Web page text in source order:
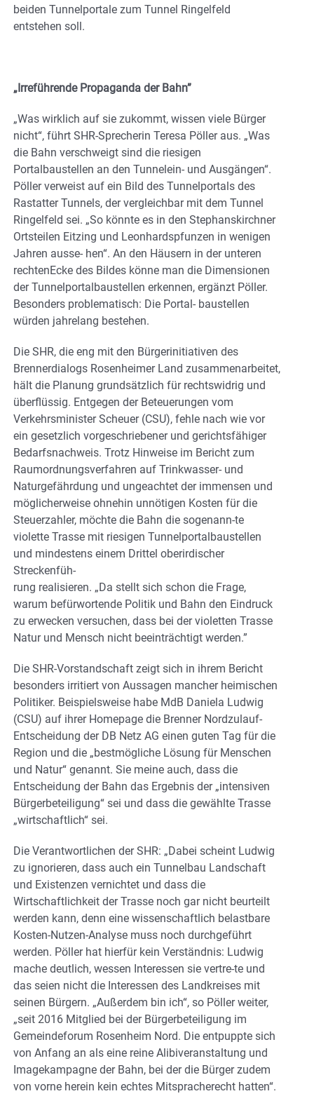
beiden Tunnelportale zum Tunnel Ringelfeld
entstehen soll.
„Irreführende Propaganda der Bahn”
„Was wirklich auf sie zukommt, wissen viele Bürger
nicht“, führt SHR-Sprecherin Teresa Pöller aus. „Was
die Bahn verschweigt sind die riesigen
Portalbaustellen an den Tunnelein- und Ausgängen“.
Pöller verweist auf ein Bild des Tunnelportals des
Rastatter Tunnels, der vergleichbar mit dem Tunnel
Ringelfeld sei. „So könnte es in den Stephanskirchner
Ortsteilen Eitzing und Leonhardspfunzen in wenigen
Jahren ausse- hen“. An den Häusern in der unteren
rechtenEcke des Bildes könne man die Dimensionen
der Tunnelportalbaustellen erkennen, ergänzt Pöller.
Besonders problematisch: Die Portal- baustellen
würden jahrelang bestehen.
Die SHR, die eng mit den Bürgerinitiativen des
Brennerdialogs Rosenheimer Land zusammenarbeitet,
hält die Planung grundsätzlich für rechtswidrig und
überflüssig. Entgegen der Beteuerungen vom
Verkehrsminister Scheuer (CSU), fehle nach wie vor
ein gesetzlich vorgeschriebener und gerichtsfähiger
Bedarfsnachweis. Trotz Hinweise im Bericht zum
Raumordnungsverfahren auf Trinkwasser- und
Naturgefährdung und ungeachtet der immensen und
möglicherweise ohnehin unnötigen Kosten für die
Steuerzahler, möchte die Bahn die sogenann-te
violette Trasse mit riesigen Tunnelportalbaustellen
und mindestens einem Drittel oberirdischer
Streckenfüh-
rung realisieren. „Da stellt sich schon die Frage,
warum befürwortende Politik und Bahn den Eindruck
zu erwecken versuchen, dass bei der violetten Trasse
Natur und Mensch nicht beeinträchtigt werden.”
Die SHR-Vorstandschaft zeigt sich in ihrem Bericht
besonders irritiert von Aussagen mancher heimischen
Politiker. Beispielsweise habe MdB Daniela Ludwig
(CSU) auf ihrer Homepage die Brenner Nordzulauf-
Entscheidung der DB Netz AG einen guten Tag für die
Region und die „bestmögliche Lösung für Menschen
und Natur“ genannt. Sie meine auch, dass die
Entscheidung der Bahn das Ergebnis der „intensiven
Bürgerbeteiligung“ sei und dass die gewählte Trasse
„wirtschaftlich“ sei.
Die Verantwortlichen der SHR: „Dabei scheint Ludwig
zu ignorieren, dass auch ein Tunnelbau Landschaft
und Existenzen vernichtet und dass die
Wirtschaftlichkeit der Trasse noch gar nicht beurteilt
werden kann, denn eine wissenschaftlich belastbare
Kosten-Nutzen-Analyse muss noch durchgeführt
werden. Pöller hat hierfür kein Verständnis: Ludwig
mache deutlich, wessen Interessen sie vertre-te und
das seien nicht die Interessen des Landkreises mit
seinen Bürgern. „Außerdem bin ich“, so Pöller weiter,
„seit 2016 Mitglied bei der Bürgerbeteiligung im
Gemeindeforum Rosenheim Nord. Die entpuppte sich
von Anfang an als eine reine Alibiveranstaltung und
Imagekampagne der Bahn, bei der die Bürger zudem
von vorne herein kein echtes Mitspracherecht hatten“.